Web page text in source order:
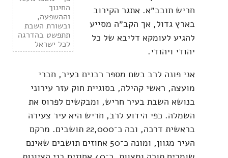
החינוך
וההשפעה,
ובשורת השבת
תתפשט בהדרגה
לכל ישראל
חריש תובב״א. אתגר הקירוב
בארץ גדול, אך הקב״ה מסייע
להגיע לעומקא דליבא של כל
יהודי ויהודי.
אני פונה לרב בשם מספר רבנים בעיר, חברי
מועצה, ראשי קהילה, בסוגיית חוק עזר עירוני
בנושא השבת בעיר חריש, ומבקשים לפרוס את
השמלה. כפי הידוע לרב, חריש היא עיר צעירה
בראשית דרכה, ובה כ־22,000 תושבים. מרקם
העיר מגוון, ומונה כ־50 אחוזים תושבים שאינם